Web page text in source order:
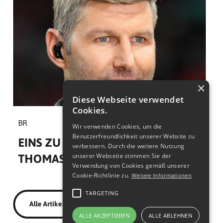
BR
EINS ZU EINS. DER TALK –
THOMAS HITZLSPERGER
Alle Artikel
×
Diese Webseite verwendet
Cookies.
Wir verwenden Cookies, um die
Benutzerfreundlichkeit unserer Website zu
verbessern. Durch die weitere Nutzung
unserer Webseite stimmen Sie der
Verwendung von Cookies gemäß unserer
Cookie-Richtlinie zu. Weitere Informationen
TARGETING
ALLE AKZEPTIEREN ALLE ABLEHNEN